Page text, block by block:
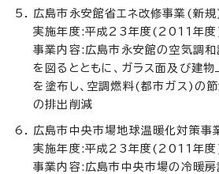
広島市永安館省エネ改修事業(新規
実施年度:平成23年度(2011年度
事業内容:広島市永安館の空気調和
を図るとともに、ガラス面及び建
を塗布し、空調燃料(都市ガス)の
の排出削減
広島市中央市場地球温暖化対策事
実施年度:平成23年度(2011年度
事業内容:広島市中央市場の冷暖房